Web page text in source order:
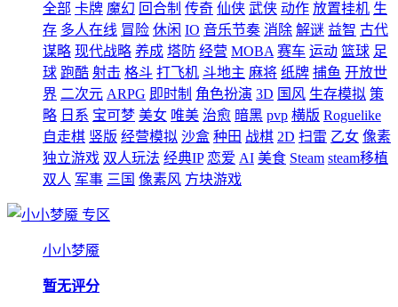
全部 卡牌 魔幻 回合制 传奇 仙侠 武侠 动作 放置挂机 生
存 多人在线 冒险 休闲 IO 音乐节奏 消除 解谜 益智 古代
谋略 现代战略 养成 塔防 经营 MOBA 赛车 运动 篮球 足
球 跑酷 射击 格斗 打飞机 斗地主 麻将 纸牌 捕鱼 开放世
界 二次元 ARPG 即时制 角色扮演 3D 国风 生存模拟 策
略 日系 宝可梦 美女 唯美 治愈 暗黑 pvp 横版 Roguelike
自走棋 竖版 经营模拟 沙盒 种田 战棋 2D 扫雷 乙女 像素
独立游戏 双人玩法 经典IP 恋爱 AI 美食 Steam steam移植
双人 军事 三国 像素风 方块游戏
专区
小小梦魇
暂无评分